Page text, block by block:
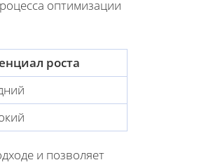
оптимизации
роста
и позволяет